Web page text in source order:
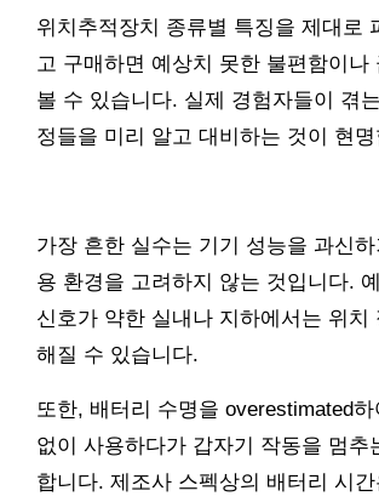
위치추적장치 종류별 특징을 제대로
고 구매하면 예상치 못한 불편함이나
볼 수 있습니다. 실제 경험자들이 겪
정들을 미리 알고 대비하는 것이 현
가장 흔한 실수는 기기 성능을 과신
용 환경을 고려하지 않는 것입니다.
신호가 약한 실내나 지하에서는 위치
해질 수 있습니다.
또한, 배터리 수명을 overestimated
없이 사용하다가 갑자기 작동을 멈추
합니다. 제조사 스펙상의 배터리 시